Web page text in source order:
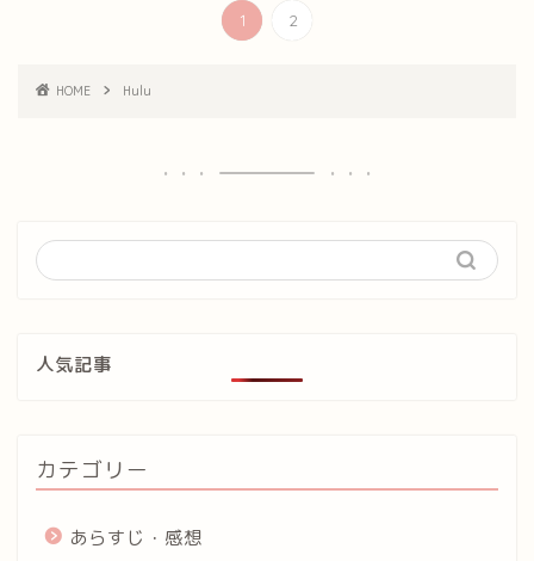
1 2
HOME Hulu
人気記事
カテゴリー
あらすじ・感想